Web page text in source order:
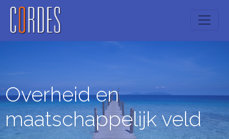
Overheid en
maatschappelijk veld